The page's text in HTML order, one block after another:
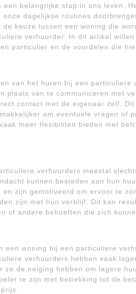
een belangrijke stap in ons leven.
dagelijkse routines
de keuze tussen een woning die
verhuurder. In dit artikel
particulier en de voordelen die
van het huren bij een particuliere
plaats van te communiceren met
contact met de eigenaar zelf.
om eventuele vragen of
meer flexibiliteit bieden met
verhuurders meestal
kunnen besteden aan hun
en zijn gemotiveerd om ervoor te
zijn met hun verblijf. Dit kan
of andere behoeften die zich
een woning bij een particuliere
verhuurders hebben vaak
ze de neiging hebben om lagere
te zijn met betrekking tot de